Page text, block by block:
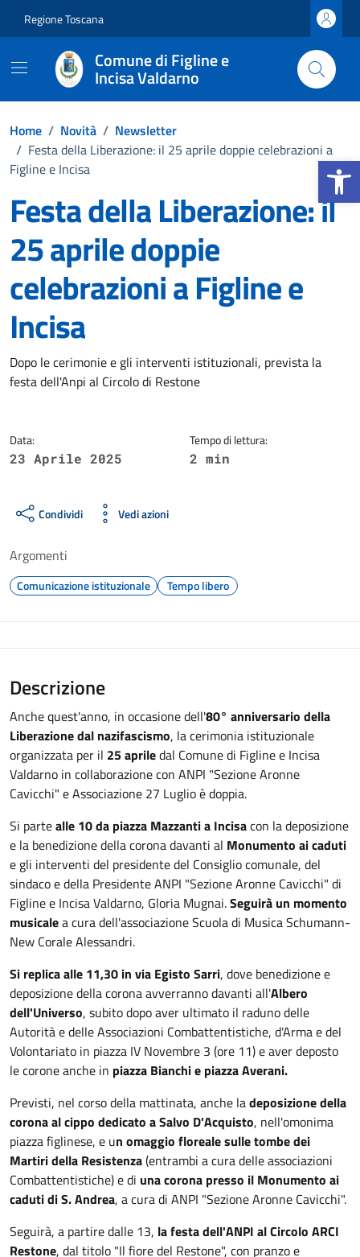
Apri la
Regione Toscana
Comune di Figline e
Incisa Valdarno
Home / Novità / Newsletter
/ Festa della Liberazione: il 25 aprile doppie celebrazioni a
Figline e Incisa
Festa della Liberazione: il
25 aprile doppie
celebrazioni a Figline e
Incisa
Dettagli della notizia
Dopo le cerimonie e gli interventi istituzionali, prevista la
festa dell'Anpi al Circolo di Restone
Data:
23 Aprile 2025
Tempo di lettura:
2 min
Condividi Vedi azioni
Argomenti
Comunicazione istituzionale Tempo libero
Descrizione
Anche quest'anno, in occasione dell'80° anniversario della
Liberazione dal nazifascismo, la cerimonia istituzionale
organizzata per il 25 apriledal Comune di Figline e Incisa
Valdarno in collaborazione con ANPI "Sezione Aronne
Cavicchi" e Associazione 27 Luglio è doppia.
Si partealle 10 da piazza Mazzanti a Incisacon la deposizione
e la benedizione della corona davanti al Monumento ai caduti
e gli interventi del presidente del Consiglio comunale, del
sindaco e della Presidente ANPI "Sezione Aronne Cavicchi" di
Figline e Incisa Valdarno, Gloria Mugnai.Seguirà un momento
musicalea cura dell'associazione Scuola di Musica Schumann-
New Corale Alessandri.
Si replica alle 11,30 in via Egisto Sarri, dove benedizione e
deposizione della corona avverranno davanti all'Albero
dell'Universo, subito dopo aver ultimato il raduno delle
Autorità e delle Associazioni Combattentistiche, d'Arma e del
Volontariato in piazza IV Novembre 3 (ore 11) e aver deposto
le corone anche in piazza Bianchi e piazza Averani.
Previsti, nel corso della mattinata, anche ladeposizione della
corona al cippo dedicato a Salvo D'Acquisto, nell'omonima
piazza figlinese, e un omaggio floreale sulle tombe dei
Martiri della Resistenza(entrambi a cura delle associazioni
Combattentistiche) e di una corona presso il Monumento ai
caduti di S. Andrea, a cura di ANPI "Sezione Aronne Cavicchi".
Seguirà, a partire dalle 13, la festa dell'ANPI al Circolo ARCI
Restone, dal titolo "Il fiore del Restone", con pranzo e